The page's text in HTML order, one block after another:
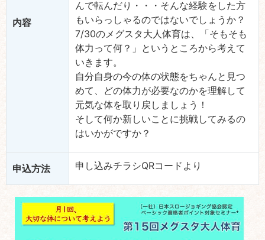
内容
んで転んだり・・・そんな経験をした方
もいらっしゃるのではないでしょうか？
7/30のメグスタ大人体育は、「そもそも
体力って何？」というところから考えて
いきます。
自分自身の今の体の状態をちゃんと見つ
めて、どの体力が必要なのかを理解して
元気な体を取り戻しましょう！
そして何か新しいことに挑戦してみるの
はいかがですか？
申込方法 申し込みチラシQRコードより